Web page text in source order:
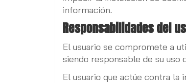
información.
Responsabilidades del
El usuario se compromete a
siendo responsable de su uso
El usuario que actúe contra la